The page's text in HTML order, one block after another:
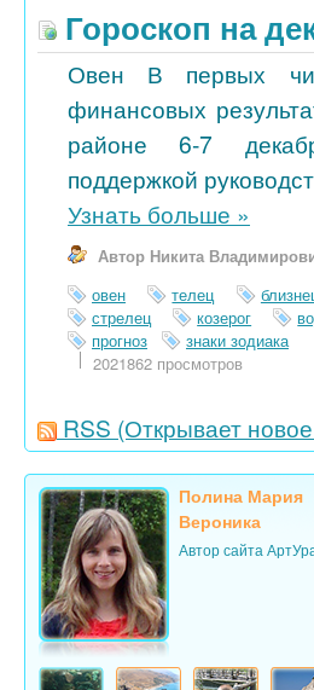
Гороскоп на
Овен В первых
финансовых
районе 6-7
поддержкой
Узнать больше »
Автор Никита
овен
телец
стрелец
козерог
прогноз
знаки зодиака
2021862 просмотров
RSS (Открывает
Полина Мария
Вероника
Автор сайта